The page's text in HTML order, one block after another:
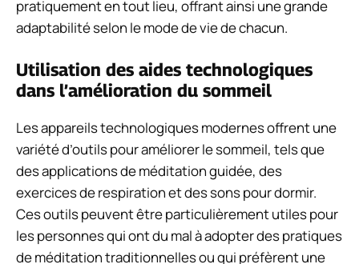
pratiquement en tout lieu, offrant ainsi une grande
adaptabilité selon le mode de vie de chacun.
Utilisation des aides technologiques
dans l’amélioration du sommeil
Les appareils technologiques modernes offrent une
variété d’outils pour améliorer le sommeil, tels que
des applications de méditation guidée, des
exercices de respiration et des sons pour dormir.
Ces outils peuvent être particulièrement utiles pour
les personnes qui ont du mal à adopter des pratiques
de méditation traditionnelles ou qui préfèrent une